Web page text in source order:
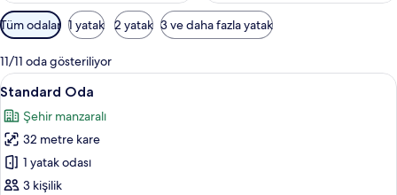
Odalar
için
mevcut
filtreler
Tüm odalar 1 yatak 2 yatak 3 ve daha fazla yatak
11/11 oda gösteriliyor
Standard
Oda
için
tüm
fotoğrafları
görün
Standard Oda | Kaliteli yatak takımı,
9
Standard Oda
Şehir manzaralı
32 metre kare
1 yatak odası
3 kişilik